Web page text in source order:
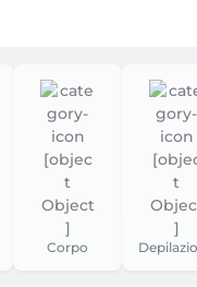
Corpo